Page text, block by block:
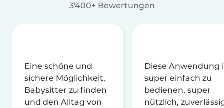
3'400+ Bewertungen
Eine schöne und
sichere Möglichkeit,
Babysitter zu finden
und den Alltag von
Diese Anwendung
super einfach zu
bedienen, super
nützlich,